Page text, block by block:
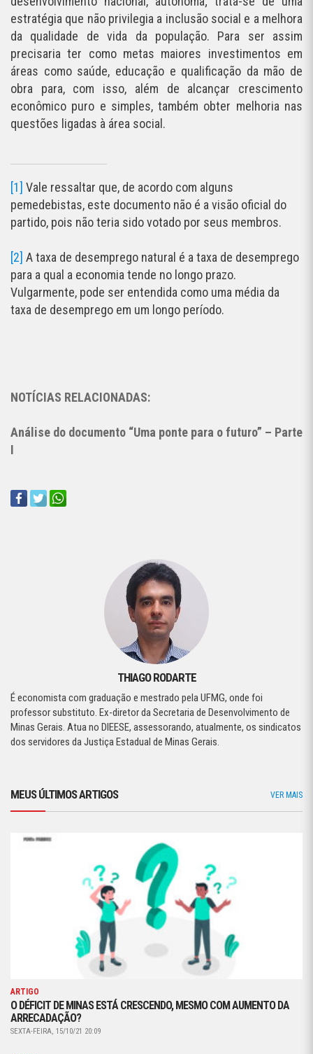
estratégia que não privilegia a inclusão social e a melhora
da qualidade de vida da população. Para ser assim
precisaria ter como metas maiores investimentos em
áreas como saúde, educação e qualificação da mão de
obra para, com isso, além de alcançar crescimento
econômico puro e simples, também obter melhoria nas
questões ligadas à área social.
[1] Vale ressaltar que, de acordo com alguns
pemedebistas, este documento não é a visão oficial do
partido, pois não teria sido votado por seus membros.
[2] A taxa de desemprego natural é a taxa de desemprego
para a qual a economia tende no longo prazo.
Vulgarmente, pode ser entendida como uma média da
taxa de desemprego em um longo período.
NOTÍCIAS RELACIONADAS:
Análise do documento “Uma ponte para o futuro” – Parte
I
THIAGO RODARTE
É economista com graduação e mestrado pela UFMG, onde foi
professor substituto. Ex-diretor da Secretaria de Desenvolvimento de
Minas Gerais. Atua no DIEESE, assessorando, atualmente, os sindicatos
dos servidores da Justiça Estadual de Minas Gerais.
MEUS ÚLTIMOS ARTIGOS VER MAIS
ARTIGO
O DÉFICIT DE MINAS ESTÁ CRESCENDO, MESMO COM AUMENTO DA
ARRECADAÇÃO?
SEXTA-FEIRA, 15/10/21 20:09